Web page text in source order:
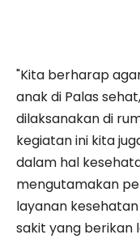
"Kita berharap
anak di Palas
dilaksanakan di
kegiatan ini kita
dalam hal
mengutamakan
layanan
sakit yang berikan